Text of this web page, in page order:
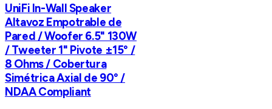
UniFi In-Wall Speaker
Altavoz Empotrable de
Pared / Woofer 6.5" 130W
/ Tweeter 1" Pivote ±15° /
8 Ohms / Cobertura
Simétrica Axial de 90° /
NDAA Compliant